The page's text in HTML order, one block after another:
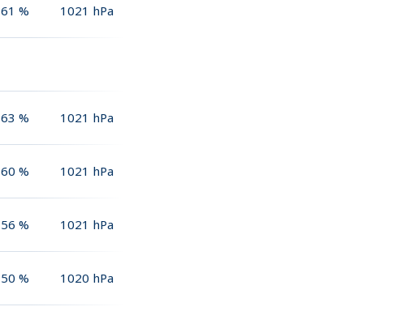
61 % 1021 hPa
63 % 1021 hPa
60 % 1021 hPa
56 % 1021 hPa
50 % 1020 hPa